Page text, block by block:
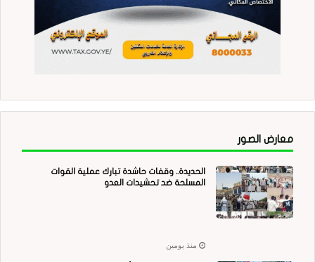
معارض الصور
الحديدة.. وقفات حاشدة تبارك عملية القوات
المسلحة ضد تحشيدات العدو
منذ يومين